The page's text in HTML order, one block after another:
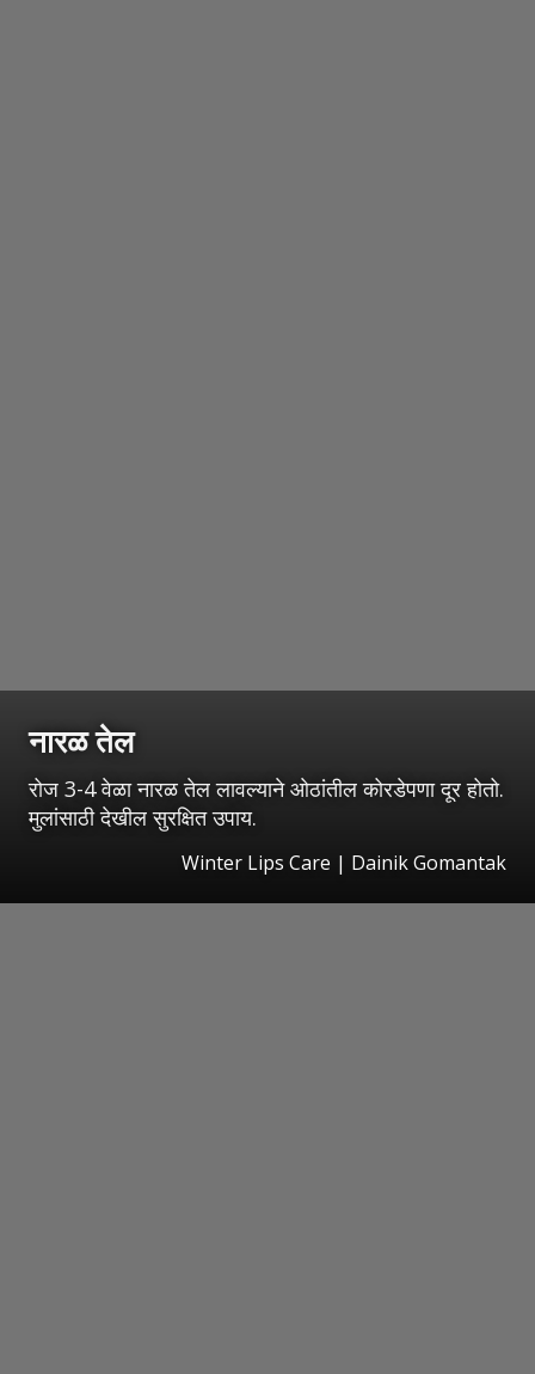
नारळ तेल
रोज 3-4 वेळा नारळ तेल लावल्याने ओठांतील कोरडेपणा दूर होतो.
मुलांसाठी देखील सुरक्षित उपाय.
Winter Lips Care | Dainik Gomantak